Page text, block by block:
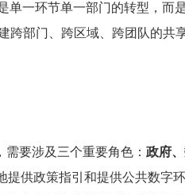
单一环节单一部门的转型，而
跨部门、跨区域、跨团队的共
要涉及三个重要角色： 政府
供政策指引和提供公共数字